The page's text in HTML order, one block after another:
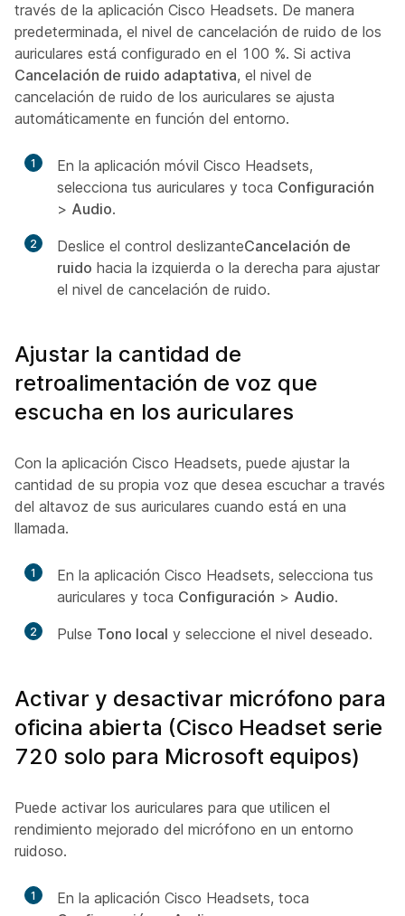
través de la aplicación Cisco Headsets. De manera
predeterminada, el nivel de cancelación de ruido de los
auriculares está configurado en el 100 %. Si activa
Cancelación de ruido adaptativa, el nivel de
cancelación de ruido de los auriculares se ajusta
automáticamente en función del entorno.
1
En la aplicación móvil Cisco Headsets,
selecciona tus auriculares y toca Configuración
> Audio.
2 Deslice el control deslizanteCancelación de
ruido hacia la izquierda o la derecha para ajustar
el nivel de cancelación de ruido.
Ajustar la cantidad de
retroalimentación de voz que
escucha en los auriculares
Con la aplicación Cisco Headsets, puede ajustar la
cantidad de su propia voz que desea escuchar a través
del altavoz de sus auriculares cuando está en una
llamada.
1
En la aplicación Cisco Headsets, selecciona tus
auriculares y toca Configuración > Audio.
2 Pulse Tono local y seleccione el nivel deseado.
Activar y desactivar micrófono para
oficina abierta (Cisco Headset serie
720 solo para Microsoft equipos)
Puede activar los auriculares para que utilicen el
rendimiento mejorado del micrófono en un entorno
ruidoso.
1
En la aplicación Cisco Headsets, toca